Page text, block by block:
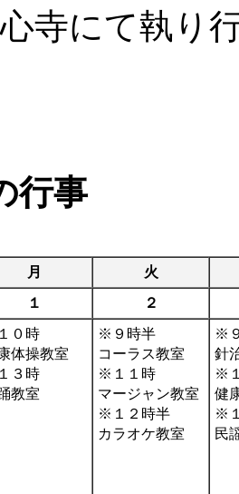
寺にて執り
行事
月
火
１
２
０時
体操教室
３時
教室
※９時半
コーラス教室
※１１時
マージャン教室
※１２時半
カラオケ教室
※
針
※
健
※
民